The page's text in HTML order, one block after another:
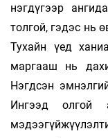
нэгдүгээр
толгой, гэдэс нь
Тухайн үед
маргааш нь
Нэгдсэн
Ингээд олгой